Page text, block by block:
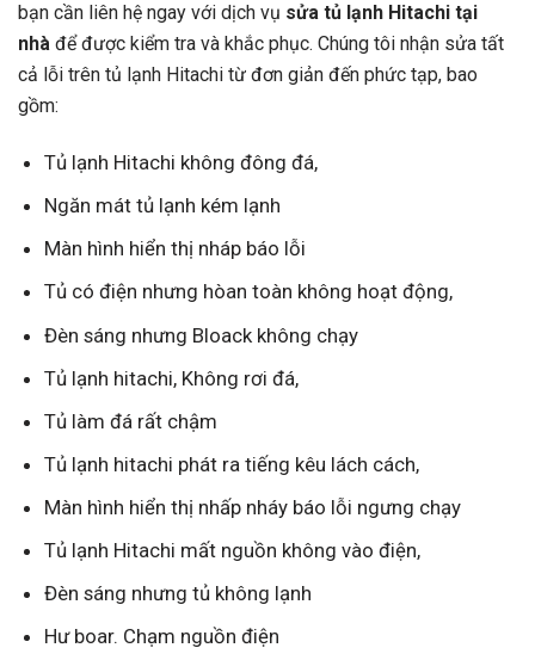
bạn cần liên hệ ngay với dịch vụ sửa tủ lạnh Hitachi tại
nhà để được kiểm tra và khắc phục. Chúng tôi nhận sửa tất
cả lỗi trên tủ lạnh Hitachi từ đơn giản đến phức tạp, bao
gồm:
Tủ lạnh Hitachi không đông đá,
Ngăn mát tủ lạnh kém lạnh
Màn hình hiển thị nháp báo lỗi
Tủ có điện nhưng hòan toàn không hoạt động,
Đèn sáng nhưng Bloack không chạy
Tủ lạnh hitachi, Không rơi đá,
Tủ làm đá rất chậm
Tủ lạnh hitachi phát ra tiếng kêu lách cách,
Màn hình hiển thị nhấp nháy báo lỗi ngưng chạy
Tủ lạnh Hitachi mất nguồn không vào điện,
Đèn sáng nhưng tủ không lạnh
Hư boar. Chạm nguồn điện